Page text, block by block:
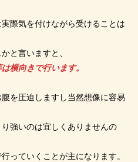
際気を付けながら受けることは
と言いますと、
横向きで行います。
を圧迫しますし当然想像に容易
強いのは宜しくありませんの
っていくことが主になります。